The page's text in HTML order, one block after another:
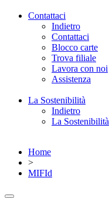
Contattaci
Indietro
Contattaci
Blocco carte
Trova filiale
Lavora con noi
Assistenza
La Sostenibilità
Indietro
La Sostenibilità
Home
>
MIFId